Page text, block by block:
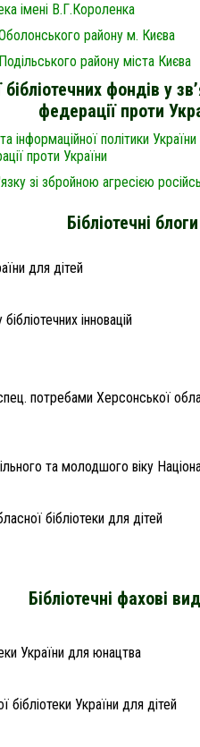
імені В.Г.Короленка
району м. Києва
району міста Києва
фондів у
федерації проти
інформаційної політики
проти України
зі збройною агресією
Бібліотечні блоги
для дітей
інновацій
потребами Херсонської
та молодшого віку
бібліотеки для дітей
Бібліотечні фахові
України для юнацтва
України для дітей